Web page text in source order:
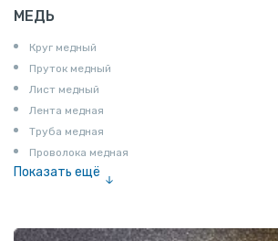
МЕДЬ
Круг медный
Пруток медный
Лист медный
Лента медная
Труба медная
Проволока медная
Показать ещё